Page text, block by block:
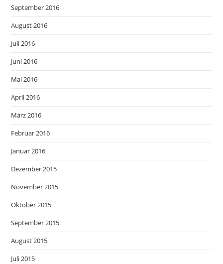
September 2016
August 2016
Juli 2016
Juni 2016
Mai 2016
April 2016
März 2016
Februar 2016
Januar 2016
Dezember 2015
November 2015
Oktober 2015
September 2015
August 2015
Juli 2015